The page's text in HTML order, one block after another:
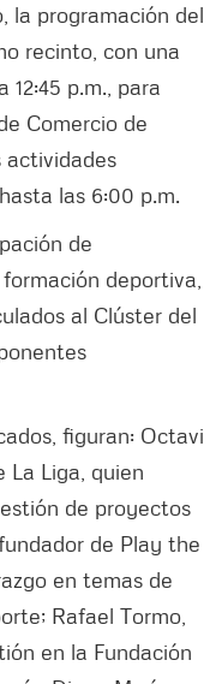
la programación del
recinto, con una
p.m., para
Comercio de
actividades
las 6:00 p.m.
de
deportiva,
al Clúster del
figuran: Octavi
La Liga, quien
de proyectos
de Play the
en temas de
Rafael Tormo,
en la Fundación